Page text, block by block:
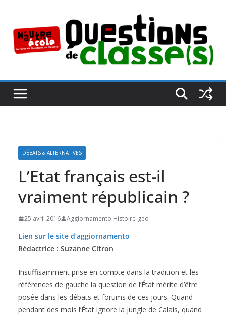
contenu
DÉBATS & ALTERNATIVES
L’Etat français est-il
vraiment républicain ?
25 avril 2016 Aggiornamento Histoire-géo
Lien sur le site d’aggiornamento
Rédactrice : Suzanne Citron
Insuffisamment prise en compte dans la tradition et les
références de gauche la question de l’État mérite d’être
posée dans les débats et forums de ces jours. Quand
pendant des mois l’État ignore la jungle de Calais, quand